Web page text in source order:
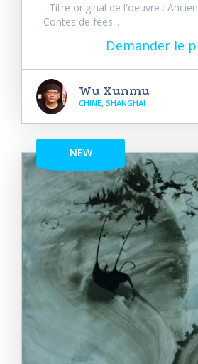
Titre original de l'oeuvre :
Contes de fées...
Demander le
Wu Xunmu
CHINE, SHANGHAI
NEW